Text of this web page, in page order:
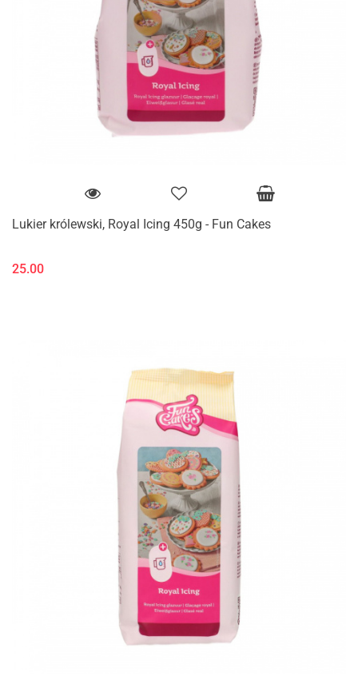
Lukier królewski, Royal Icing 450g - Fun Cakes
25.00